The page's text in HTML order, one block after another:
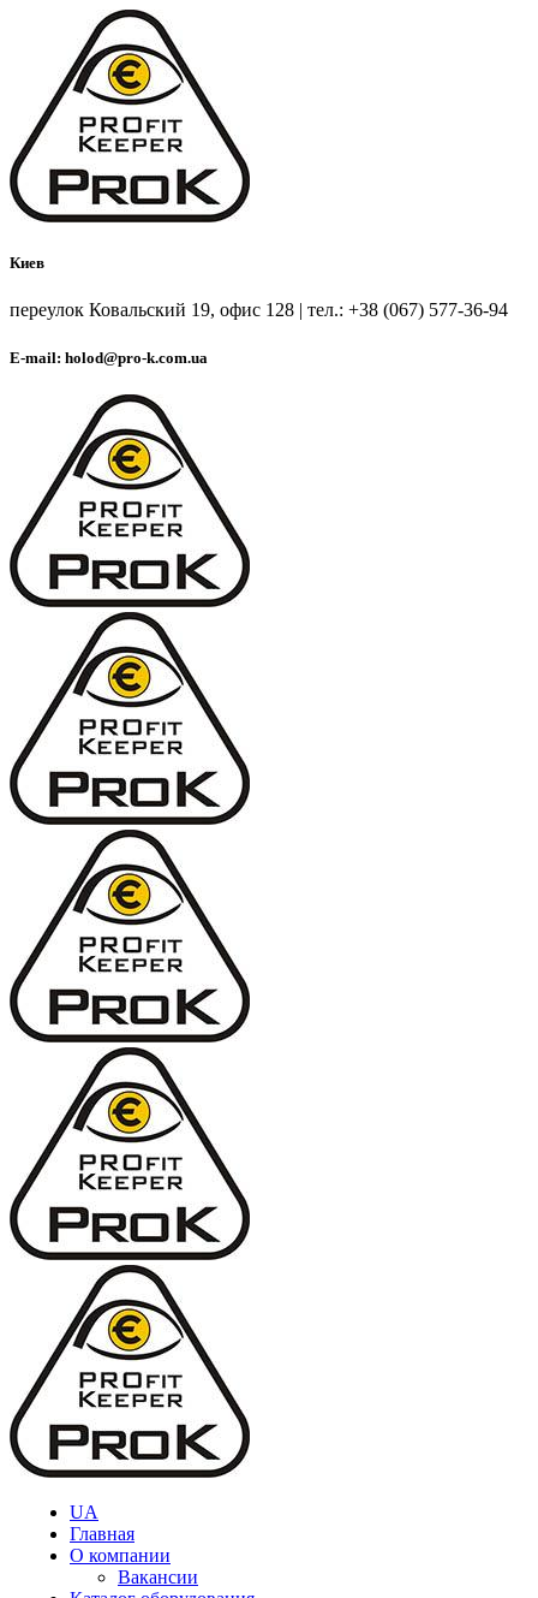
Киев
переулок Ковальский 19, офис 128 | тел.: +38 (067) 577-36-94
E-mail: holod@pro-k.com.ua
UA
Главная
О компании
Вакансии